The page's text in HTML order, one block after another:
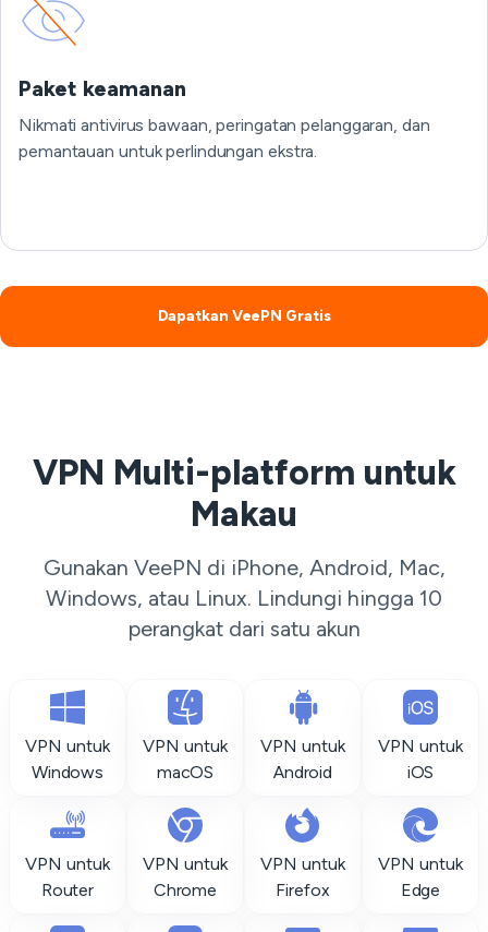
Paket keamanan
Nikmati antivirus bawaan, peringatan pelanggaran, dan
pemantauan untuk perlindungan ekstra.
Dapatkan VeePN Gratis
VPN Multi-platform untuk
Makau
Gunakan VeePN di iPhone, Android, Mac,
Windows, atau Linux. Lindungi hingga 10
perangkat dari satu akun
VPN untuk
Windows
VPN untuk
macOS
VPN untuk
Android
VPN untuk
iOS
VPN untuk
Router
VPN untuk
Chrome
VPN untuk
Firefox
VPN untuk
Edge